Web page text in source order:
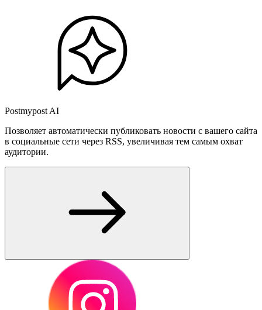
Postmypost AI
Позволяет автоматически публиковать новости с вашего сайта
в социальные сети через RSS, увеличивая тем самым охват
аудитории.